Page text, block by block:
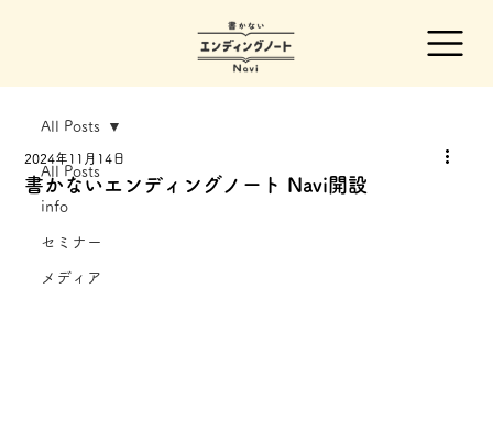
All Posts
info
セミナー
メディア
All Posts
書かないエンディングノート Navi開設
2024年11月14日